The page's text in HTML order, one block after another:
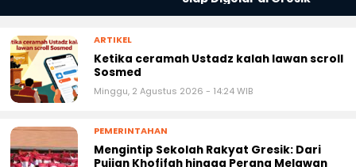
Ketika ceramah Ustadz kalah lawan scroll
Sosmed
Mengintip Sekolah Rakyat Gresik: Dari
Pujian Khofifah hingga Perang Melawan